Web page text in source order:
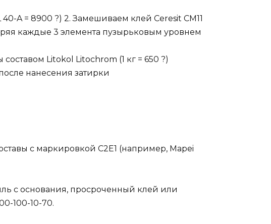
A = 8900 ?) 2. Замешиваем клей Ceresit CM11
каждые 3 элемента пузырьковым уровнем
Litokol Litochrom (1 кг = 650 ?)
нанесения затирки
с маркировкой С2Е1 (например, Mapei
с основания, просроченный клей или
100-10-70.